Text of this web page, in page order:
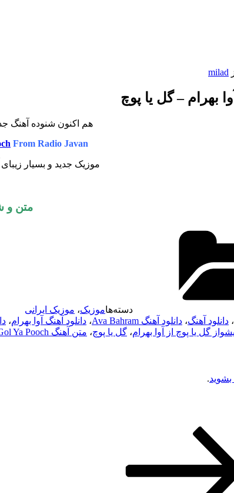
milad
بهرام – گل یا پوچ
هم اکنون شنوده آهنگ
From Radio Javan
موزیک جدید و بسیار زیبای
متن و
دسته‌هاموزیک، موزیک ایرانی
، دانلود آهنگ، دانلود آهنگ Ava Bahram ، دانلود آهنگ آوا بهرام،
گل یا پوچ از آوا بهرام، گل یا پوچ، متن آهنگ Gol Ya Pooch از Ava Bahram
بشوید.